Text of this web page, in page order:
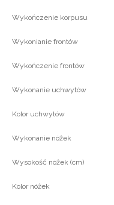
Wykończenie korpusu
Wykonianie frontów
Wykończenie frontów
Wykonanie uchwytów
Kolor uchwytów
Wykonanie nóżek
Wysokość nóżek (cm)
Kolor nóżek